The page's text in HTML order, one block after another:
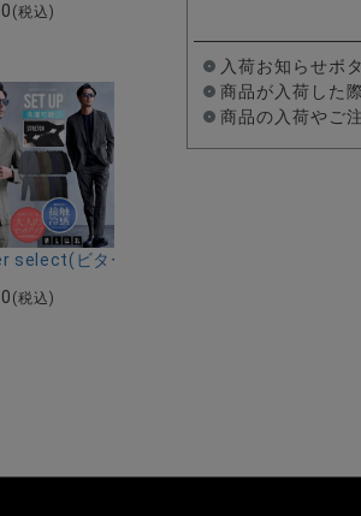
(税込)
シャツ＆イージーパンツ/全2色
チジョッパーパンツ/全4色
select(ビターセレクト)接触冷感スーパー
(税込)
入荷お知らせボ
商品が入荷した
商品の入荷やご